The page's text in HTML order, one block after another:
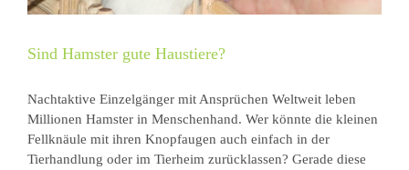
Sind Hamster gute Haustiere?
Nachtaktive Einzelgänger mit Ansprüchen Weltweit leben
Millionen Hamster in Menschenhand. Wer könnte die kleinen
Fellknäule mit ihren Knopfaugen auch einfach in der
Tierhandlung oder im Tierheim zurücklassen? Gerade diese